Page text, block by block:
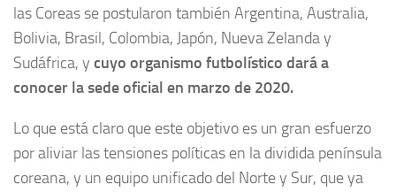
las Coreas se postularon también Argentina, Australia,
Bolivia, Brasil, Colombia, Japón, Nueva Zelanda y
Sudáfrica, y cuyo organismo futbolístico dará a
conocer la sede oficial en marzo de 2020.
Lo que está claro que este objetivo es un gran esfuerzo
por aliviar las tensiones políticas en la dividida península
coreana, y un equipo unificado del Norte y Sur, que ya